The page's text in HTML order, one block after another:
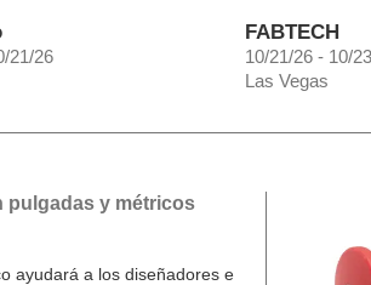
21/26
FABTECH
10/21/26 - 10/
Las Vegas
pulgadas y métricos
ayudará a los diseñadores e